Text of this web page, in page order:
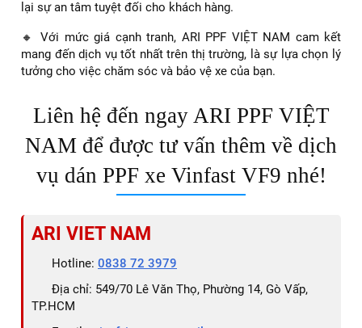
TP.HCM cho việc dán PPF xe Vinfast VF9, nơi sự chuyên
🔸 Chúng tôi cung cấp dịch vụ dán PPF chất lượng cao với
đội ngũ kỹ thuật viên giàu kinh nghiệm và được đào tạo
🔸 Sản phẩm PPF chính hãng của chúng tôi, với độ dày
được tối ưu hóa, sẽ bảo vệ xe Vinfast VF9 của bạn khỏi
những tác động bên ngoài.
🔸 Đặc biệt, chế độ bảo hành lâu dài của chúng tôi sẽ mang
🔸 Với mức giá cạnh tranh, ARI PPF VIỆT NAM cam kết
tưởng cho việc chăm sóc và bảo vệ xe của bạn.
Liên hệ đến ngay ARI PPF VIỆT